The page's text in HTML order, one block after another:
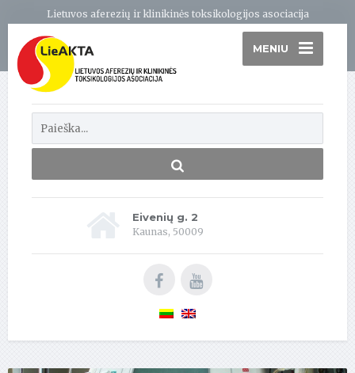
Lietuvos aferezių ir klinikinės toksikologijos asociacija
MENIU
Eivenių g. 2
Kaunas, 50009